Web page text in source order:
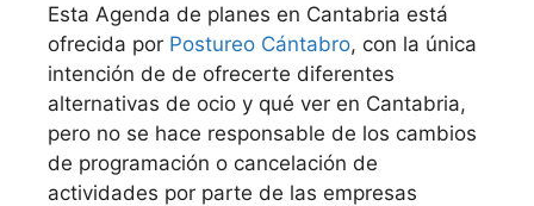
Esta Agenda de planes en Cantabria está
ofrecida por Postureo Cántabro, con la única
intención de de ofrecerte diferentes
alternativas de ocio y qué ver en Cantabria,
pero no se hace responsable de los cambios
de programación o cancelación de
actividades por parte de las empresas